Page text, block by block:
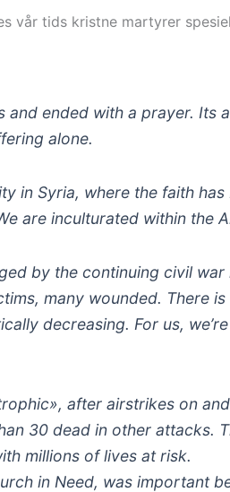
vår tids kristne martyrer
ended with a prayer. Its
alone.
in Syria, where the faith has
are inculturated within the
by the continuing civil war
many wounded. There
decreasing. For us, we’re
after airstrikes on
30 dead in other attacks.
millions of lives at risk.
in Need, was important